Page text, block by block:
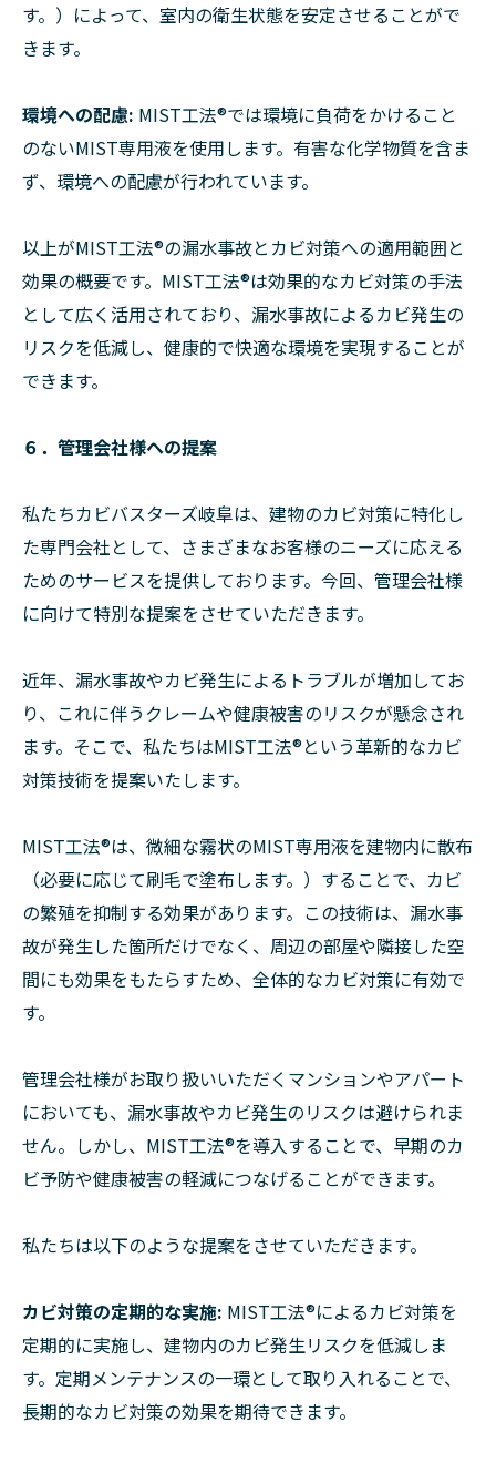
す。）によって、室内の衛生状態を安定させることがで
きます。
環境への配慮: MIST工法®︎では環境に負荷をかけること
のないMIST専用液を使用します。有害な化学物質を含ま
ず、環境への配慮が行われています。
以上がMIST工法®︎の漏水事故とカビ対策への適用範囲と
効果の概要です。MIST工法®︎は効果的なカビ対策の手法
として広く活用されており、漏水事故によるカビ発生の
リスクを低減し、健康的で快適な環境を実現することが
できます。
６．管理会社様への提案
私たちカビバスターズ岐阜は、建物のカビ対策に特化し
た専門会社として、さまざまなお客様のニーズに応える
ためのサービスを提供しております。今回、管理会社様
に向けて特別な提案をさせていただきます。
近年、漏水事故やカビ発生によるトラブルが増加してお
り、これに伴うクレームや健康被害のリスクが懸念され
ます。そこで、私たちはMIST工法®︎という革新的なカビ
対策技術を提案いたします。
MIST工法®︎は、微細な霧状のMIST専用液を建物内に散布
（必要に応じて刷毛で塗布します。）することで、カビ
の繁殖を抑制する効果があります。この技術は、漏水事
故が発生した箇所だけでなく、周辺の部屋や隣接した空
間にも効果をもたらすため、全体的なカビ対策に有効で
す。
管理会社様がお取り扱いいただくマンションやアパート
においても、漏水事故やカビ発生のリスクは避けられま
せん。しかし、MIST工法®︎を導入することで、早期のカ
ビ予防や健康被害の軽減につなげることができます。
私たちは以下のような提案をさせていただきます。
カビ対策の定期的な実施: MIST工法®︎によるカビ対策を
定期的に実施し、建物内のカビ発生リスクを低減しま
す。定期メンテナンスの一環として取り入れることで、
長期的なカビ対策の効果を期待できます。